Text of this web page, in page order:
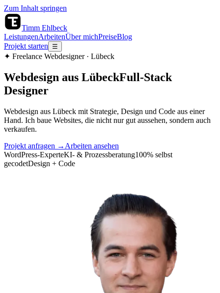
Zum Inhalt springen
Timm Ehlbeck
LeistungenArbeitenÜber michPreiseBlog
Projekt starten
☰
✦ Freelance Webdesigner · Lübeck
Webdesign aus LübeckFull‑Stack
Designer
Webdesign aus Lübeck mit Strategie, Design und Code aus einer
Hand. Ich baue Websites, die nicht nur gut aussehen, sondern auch
verkaufen.
Projekt anfragen → Arbeiten ansehen
WordPress-ExperteKI- & Prozessberatung100% selbst
gecodetDesign + Code